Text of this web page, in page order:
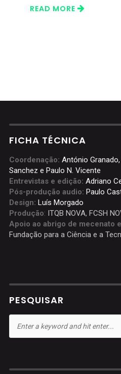
READ MORE
FICHA TÉCNICA
Coordenação: António
Sanchez e Paulo N. Vicente
Entrevistas e edição: Adriano
Pós-produção audio: Paulo
Design: Luís Morgado
Produção: ITQB NOVA, FCSH
Apoio ao abrigo de mecenato
Fundação para a Ciência e a
PESQUISAR